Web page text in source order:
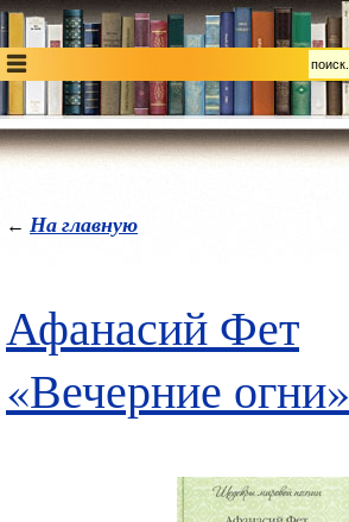
← На главную
Афанасий Фет
«Вечерние огни»